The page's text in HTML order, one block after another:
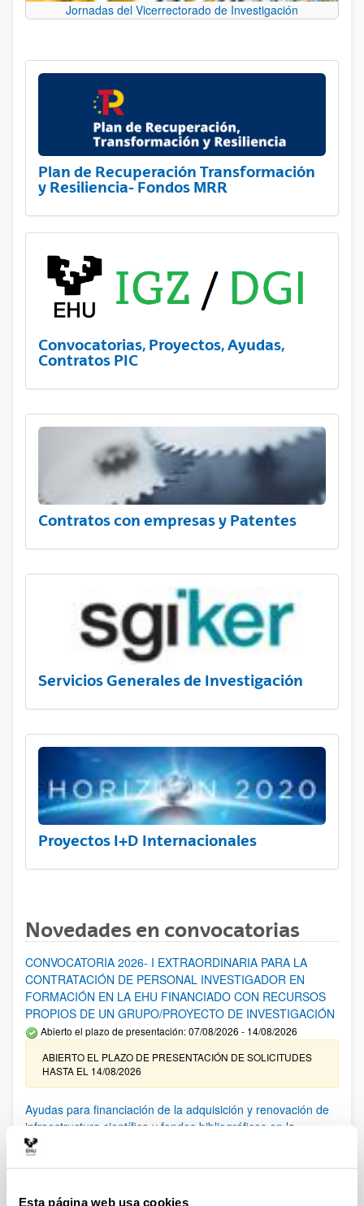
Esta página web usa cookies
Jornadas del Vicerrectorado de Investigación
Plan de Recuperación Transformación
y Resiliencia- Fondos MRR
Convocatorias, Proyectos, Ayudas,
Contratos PIC
Contratos con empresas y Patentes
Servicios Generales de Investigación
Proyectos I+D Internacionales
Novedades en convocatorias
CONVOCATORIA 2026- I EXTRAORDINARIA PARA LA
CONTRATACIÓN DE PERSONAL INVESTIGADOR EN
FORMACIÓN EN LA EHU FINANCIADO CON RECURSOS
PROPIOS DE UN GRUPO/PROYECTO DE INVESTIGACIÓN
Abierto el plazo de presentación: 07/08/2026 - 14/08/2026
ABIERTO EL PLAZO DE PRESENTACIÓN DE SOLICITUDES
HASTA EL 14/08/2026
Ayudas para financiación de la adquisición y renovación de
infraestructura científica y fondos bibliográficos en la
UPV/EHU 2026
solicitudes admitidas y excluidas. 23/03/2026: Relación